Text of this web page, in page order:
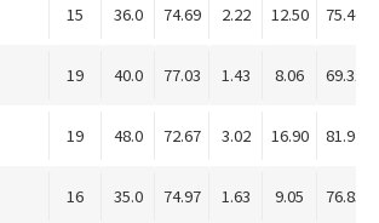
15 36.0 74.69 2.22 12.50 75.46
19 40.0 77.03 1.43 8.06 69.31
19 48.0 72.67 3.02 16.90 81.94
16 35.0 74.97 1.63 9.05 76.83